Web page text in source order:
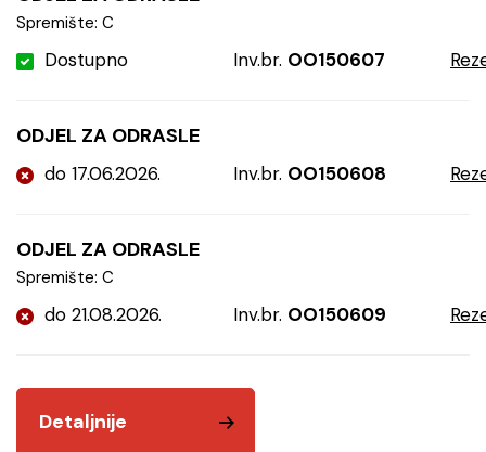
Spremište: C
Dostupno Inv.br. OO150607
ODJEL ZA ODRASLE
do 17.06.2026. Inv.br. OO150608
ODJEL ZA ODRASLE
Spremište: C
do 21.08.2026. Inv.br. OO150609
Detaljnije